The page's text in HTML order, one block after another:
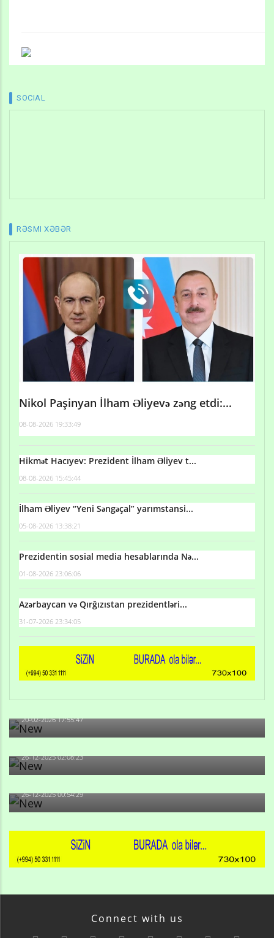
SOCIAL
RƏSMI XƏBƏR
Nikol Paşinyan İlham Əliyevə zəng etdi:...
08-08-2026 19:33:49
Hikmət Hacıyev: Prezident İlham Əliyev t...
08-08-2026 15:45:44
İlham Əliyev “Yeni Səngəçal” yarımstansi...
05-08-2026 13:38:21
Prezidentin sosial media hesablarında Nə...
01-08-2026 23:06:06
Azərbaycan və Qırğızıstan prezidentləri...
31-07-2026 23:34:05
20-02-2026 17:55:47
Məni bura NAZİR GÖNDƏRİB - 1937-ci ildən fəaliyyətdə
olan və...
26-12-2025 02:08:23
-Ay qız, sən məhkəməni udmayacaqsan... Sən bilirsən
də, məni...
26-12-2025 00:54:29
Connect with us